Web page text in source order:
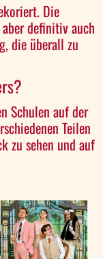
Die
definitiv auch
die überall zu
Schulen auf der
Teilen
zu sehen und auf